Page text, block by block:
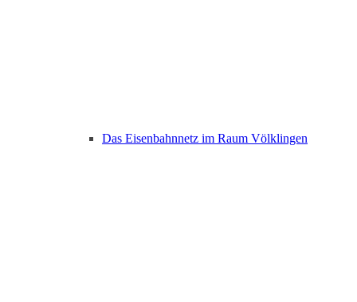
Das Eisenbahnnetz im Raum Völklingen